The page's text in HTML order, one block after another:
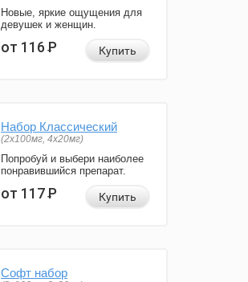
Новые, яркие ощущения для
девушек и женщин.
от 116Р Купить
Набор Классический
(2x100мг, 4x20мг)
Попробуй и выбери наиболее
понравившийся препарат.
от 117Р Купить
Софт набор